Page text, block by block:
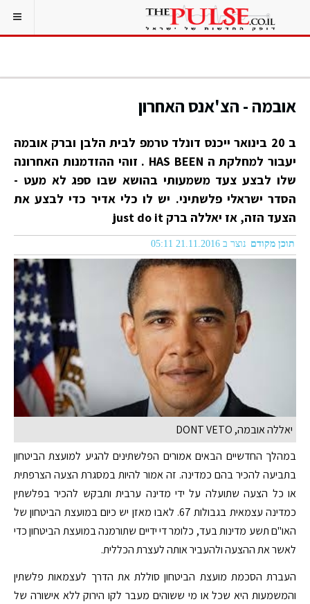
אובמה - הצ'אנס האחרון
ב 20 בינואר ייכנס דונלד טרמפ לבית הלבן וברק אובמה
יעבור למחלקת ה HAS BEEN . זוהי ההזדמנות האחרונה
שלו לבצע צעד משמעותי בהושא שבו ספג לא מעט -
הסדר ישראלי פלשתיני. יש לו כלי אדיר כדי לבצע את
הצעד הזה, אז יאללה ברק just do it
תוכן מקודם נוצר ב 21.11.2016 05:11
יאללה אובמה, DONT VETO
במהלך החדשיים הבאים אמורים הפלשתינים להגיע למועצת הביטחון
בתביעה להכיר בהם כמדינה. זה אמור להיות במסגרת הצעה הצרפתית
או כל הצעה שתועלה על ידי מדינה ערבית ותבקש להכיר בפלשתין
כמדינה עצמאית בגבולות 67. לאבו מאזן יש כיום במועצת הביטחון של
האו"ם תשע מדינות בעד, כלומר די ידיים שתורמנה במועצת הביטחון כדי
לאשר את ההצעה ולהעביר אותה לעצרת הכללית.
העברת הסכמת מועצת הביטחון סוללת את הדרך לעצמאות פלשתין
והמשמעות היא שכל או מי ששוהים מעבר לקו הירוק ללא אישורה של